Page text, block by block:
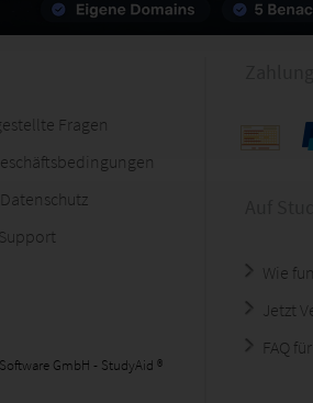
Fragen
GmbH - StudyAid ®
Wie
Jetzt
FAQ